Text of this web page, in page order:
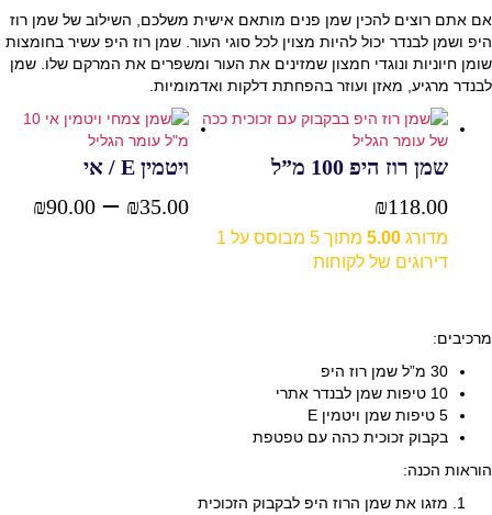
אם אתם רוצים להכין שמן פנים מותאם אישית משלכם, השילוב של שמן רוז
היפ ושמן לבנדר יכול להיות מצוין לכל סוגי העור. שמן רוז היפ עשיר בחומצות
שומן חיוניות ונוגדי חמצון שמזינים את העור ומשפרים את המרקם שלו. שמן
לבנדר מרגיע, מאזן ועוזר בהפחתת דלקות ואדמומיות.
שמן רוז היפ 100 מ”ל
₪118.00
מדורג 5.00 מתוך 5 מבוסס על
1
דירוגים של לקוחות
ויטמין E / אי
₪35.00
–
₪90.00
מרכיבים:
30 מ”ל שמן רוז היפ
10 טיפות שמן לבנדר אתרי
5 טיפות שמן ויטמין E
בקבוק זכוכית כהה עם טפטפת
הוראות הכנה:
מזגו את שמן הרוז היפ לבקבוק הזכוכית